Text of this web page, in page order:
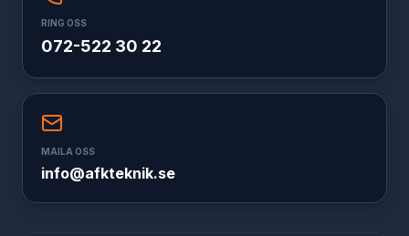
RING OSS
072-522 30 22
MAILA OSS
info@afkteknik.se